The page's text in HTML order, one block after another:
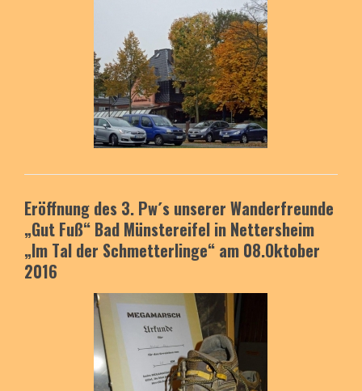
Eröffnung des 3. Pw´s unserer Wanderfreunde
„Gut Fuß“ Bad Münstereifel in Nettersheim
„Im Tal der Schmetterlinge“ am 08.Oktober
2016